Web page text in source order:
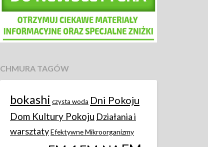
CHMURA TAGÓW
bokashi czysta woda Dni Pokoju
Dom Kultury Pokoju Działania i
warsztatyEfektywne Mikroorganizmy